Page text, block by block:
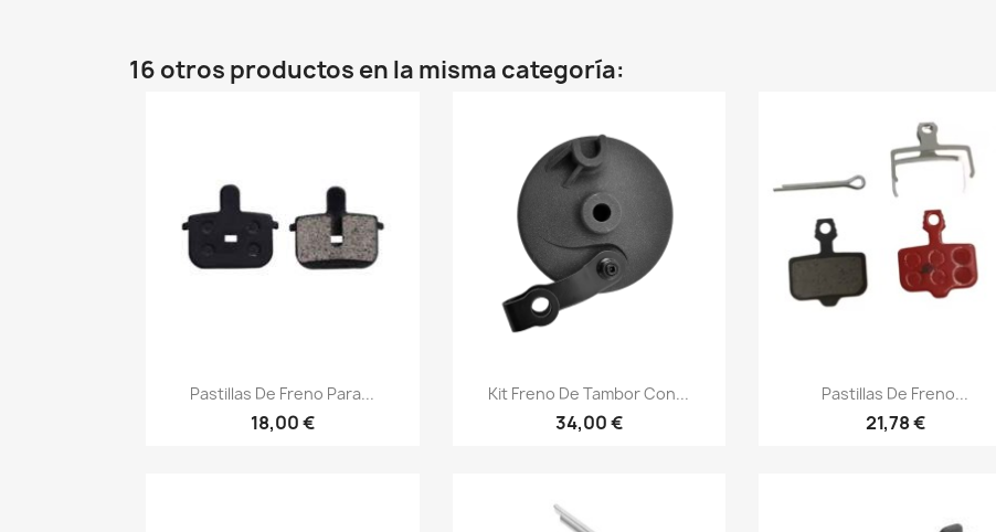
16 otros productos en la misma categoría:
Vista rápida
Pastillas De Freno Para...
18,00 €
Vista rápida
Kit Freno De Tambor Con...
34,00 €
Vista rápida
Pastillas De Freno...
21,78 €